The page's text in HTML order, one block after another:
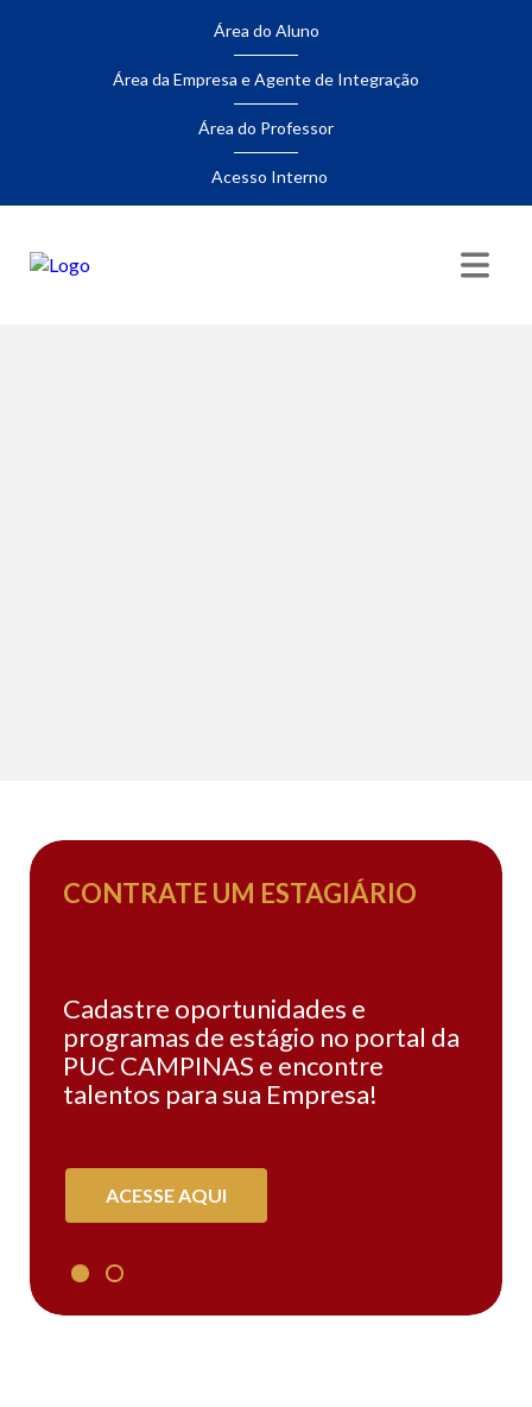
Área do Aluno
Área da Empresa e Agente de Integração
Área do Professor
Acesso Interno
CONTRATE UM ESTAGIÁRIO
Cadastre oportunidades e
programas de estágio no portal da
PUC CAMPINAS e encontre
talentos para sua Empresa!
ACESSE AQUI